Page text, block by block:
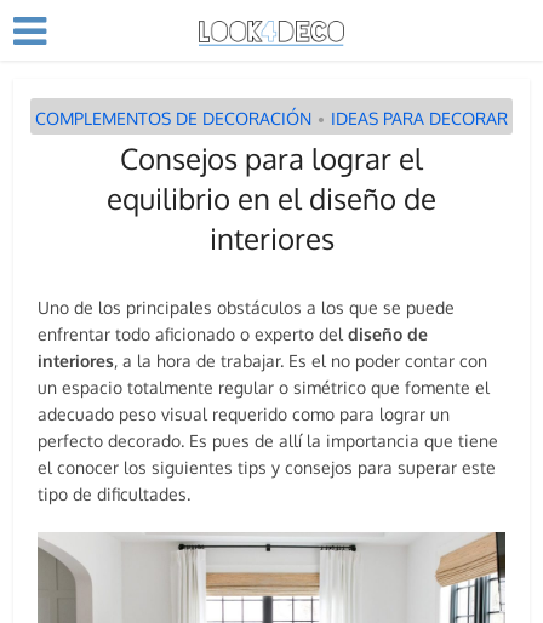
COMPLEMENTOS DE DECORACIÓN • IDEAS PARA DECORAR
Consejos para lograr el
equilibrio en el diseño de
interiores
Uno de los principales obstáculos a los que se puede
enfrentar todo aficionado o experto deldiseño de
interiores, a la hora de trabajar. Es el no poder contar con
un espacio totalmente regular o simétrico que fomente el
adecuado peso visual requerido como para lograr un
perfecto decorado. Es pues de allí la importancia que tiene
el conocer los siguientes tips y consejos para superar este
tipo de dificultades.